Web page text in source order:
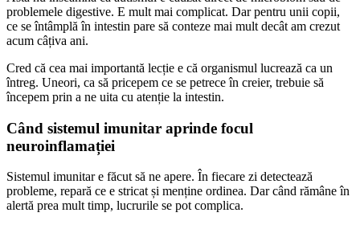
problemele digestive. E mult mai complicat. Dar pentru unii copii,
ce se întâmplă în intestin pare să conteze mai mult decât am crezut
acum câțiva ani.
Cred că cea mai importantă lecție e că organismul lucrează ca un
întreg. Uneori, ca să pricepem ce se petrece în creier, trebuie să
începem prin a ne uita cu atenție la intestin.
Când sistemul imunitar aprinde focul
neuroinflamației
Sistemul imunitar e făcut să ne apere. În fiecare zi detectează
probleme, repară ce e stricat și menține ordinea. Dar când rămâne în
alertă prea mult timp, lucrurile se pot complica.